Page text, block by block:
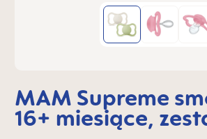
MAM Supreme
16+ miesiące,